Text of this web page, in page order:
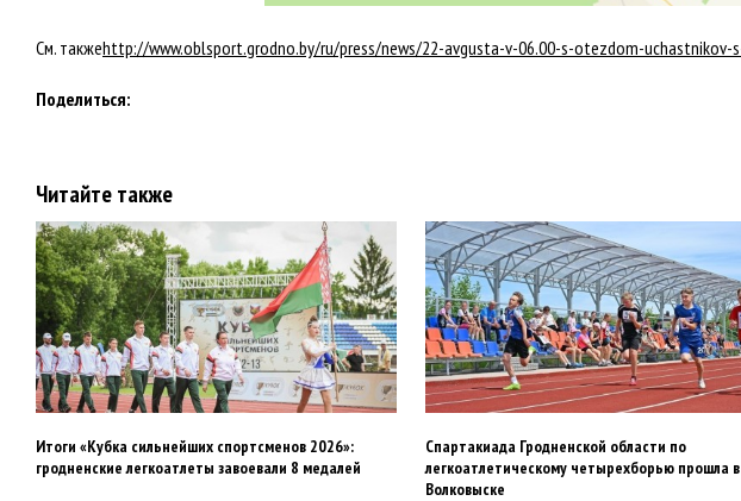
См. такжеhttp://www.oblsport.grodno.by/ru/press/news/22-avgusta-v-06.00-s-otezdom-
Поделиться:
Читайте также
Итоги «Кубка сильнейших спортсменов 2026»:
гродненские легкоатлеты завоевали 8 медалей
Спартакиада Гродненской области по
легкоатлетическому четырехборью прошла в
Волковыске